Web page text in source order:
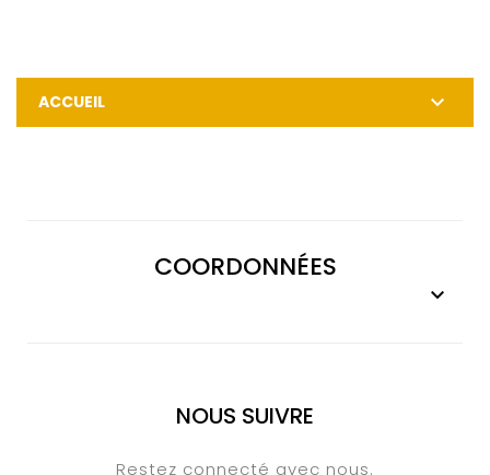
ACCUEIL 
COORDONNÉES

NOUS SUIVRE
Restez connecté avec nous.